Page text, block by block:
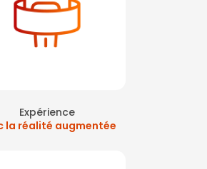
Expérience
la réalité augmentée